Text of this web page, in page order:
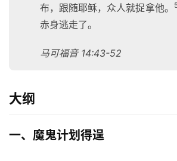
布，跟随耶稣，众人就捉拿他。
赤身逃走了。
马可福音 14:43-52
大纲
一、魔鬼计划得逞